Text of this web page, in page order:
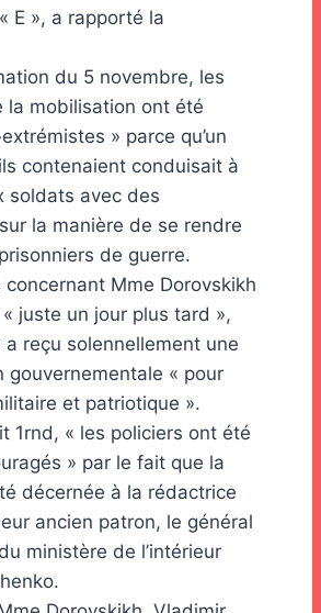
E », a rapporté la
du 5 novembre, les
la mobilisation ont été
» parce qu’un
contenaient conduisait à
soldats avec des
la manière de se rendre
de guerre.
concernant Mme Dorovskikh
juste un jour plus tard »,
a reçu solennellement une
gouvernementale « pour
et patriotique ».
1rnd, « les policiers ont été
» par le fait que la
décernée à la rédactrice
ancien patron, le général
ministère de l’intérieur